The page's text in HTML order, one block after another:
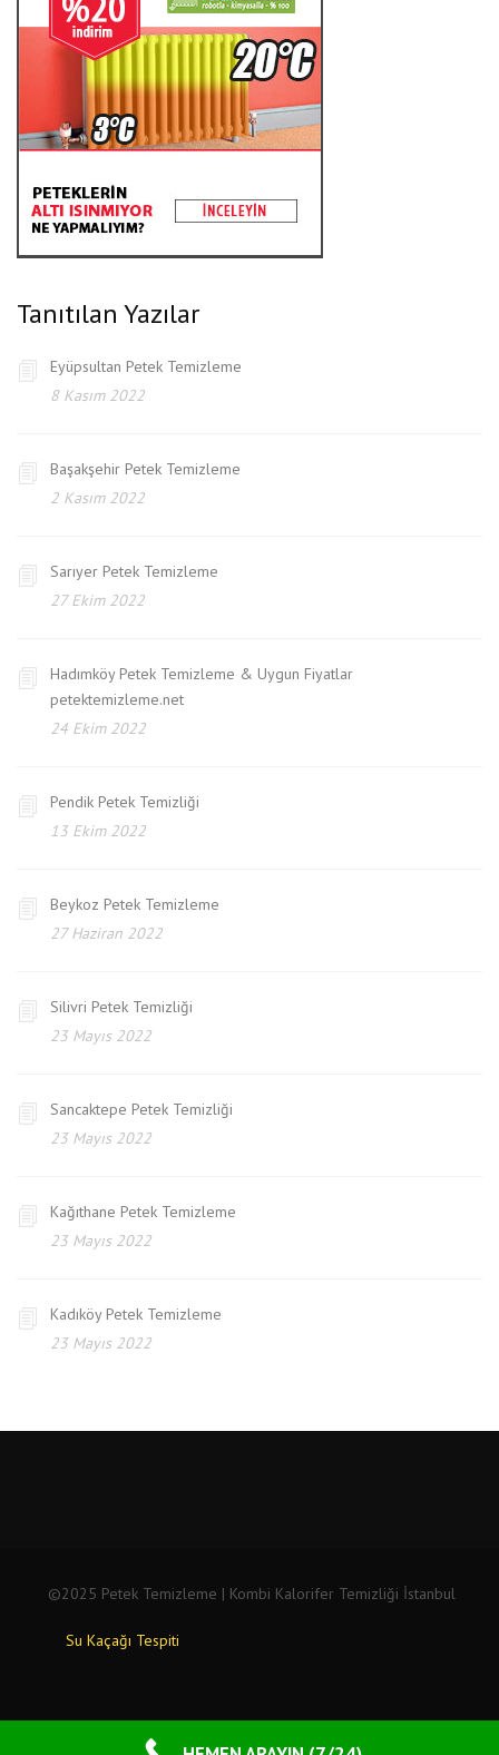
Tanıtılan Yazılar
Eyüpsultan Petek Temizleme
8 Kasım 2022
Başakşehir Petek Temizleme
2 Kasım 2022
Sarıyer Petek Temizleme
27 Ekim 2022
Hadımköy Petek Temizleme & Uygun Fiyatlar
petektemizleme.net
24 Ekim 2022
Pendik Petek Temizliği
13 Ekim 2022
Beykoz Petek Temizleme
27 Haziran 2022
Silivri Petek Temizliği
23 Mayıs 2022
Sancaktepe Petek Temizliği
23 Mayıs 2022
Kağıthane Petek Temizleme
23 Mayıs 2022
Kadıköy Petek Temizleme
23 Mayıs 2022
©2025 Petek Temizleme | Kombi Kalorifer Temizliği İstanbul
Su Kaçağı Tespiti